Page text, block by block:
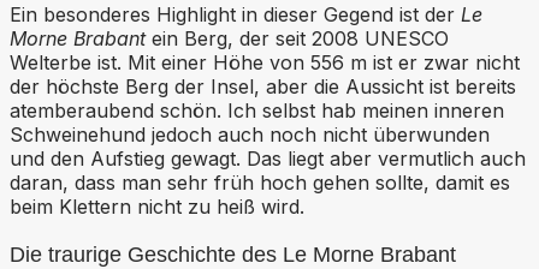
Ein besonderes Highlight in dieser Gegend ist der Le
Morne Brabantein Berg, der seit 2008 UNESCO
Welterbe ist. Mit einer Höhe von 556 m ist er zwar nicht
der höchste Berg der Insel, aber die Aussicht ist bereits
atemberaubend schön. Ich selbst hab meinen inneren
Schweinehund jedoch auch noch nicht überwunden
und den Aufstieg gewagt. Das liegt aber vermutlich auch
daran, dass man sehr früh hoch gehen sollte, damit es
beim Klettern nicht zu heiß wird.
Die traurige Geschichte des Le Morne Brabant